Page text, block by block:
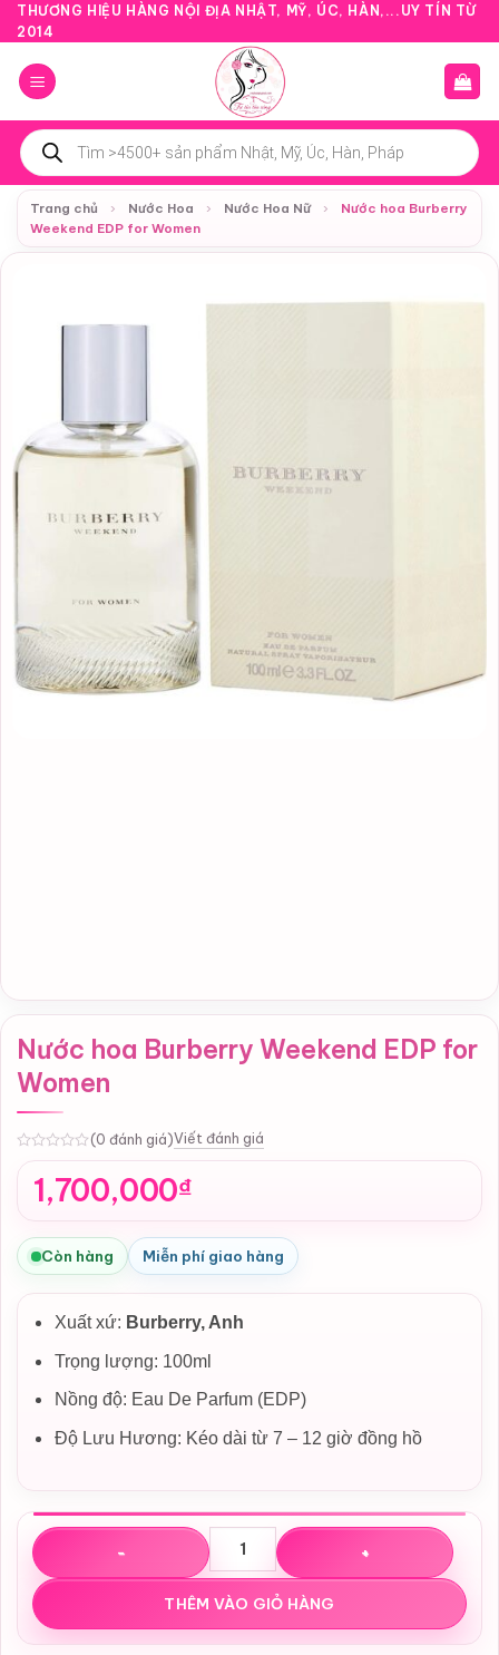
Bỏ
qua
nội
dung
THƯƠNG HIỆU HÀNG NỘI ĐỊA NHẬT, MỸ, ÚC, HÀN,...UY TÍN TỪ
2014
Tìm
kiếm
sản
phẩm
Trang chủ
› Nước Hoa › Nước Hoa Nữ ›
Nước hoa Burberry
Weekend EDP for Women
Nước hoa Burberry Weekend EDP for
Women
(0 đánh giá)Viết đánh giá
1,700,000₫
Còn hàng Miễn phí giao hàng
Xuất xứ: Burberry, Anh
Trọng lượng: 100ml
Nồng độ: Eau De Parfum (EDP)
Độ Lưu Hương: Kéo dài từ 7 – 12 giờ đồng hồ
Nước hoa Burberry Weekend EDP for Women số lượng
THÊM VÀO GIỎ HÀNG